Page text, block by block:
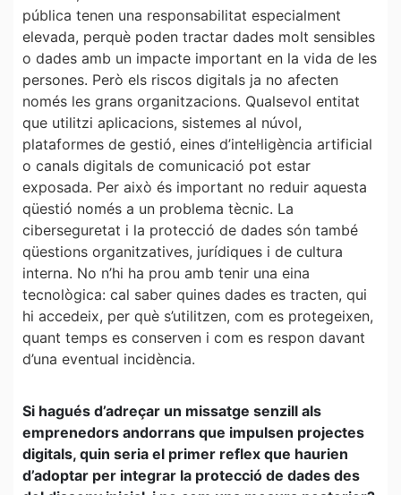
pública tenen una responsabilitat especialment
elevada, perquè poden tractar dades molt sensibles
o dades amb un impacte important en la vida de les
persones. Però els riscos digitals ja no afecten
només les grans organitzacions. Qualsevol entitat
que utilitzi aplicacions, sistemes al núvol,
plataformes de gestió, eines d’intel·ligència artificial
o canals digitals de comunicació pot estar
exposada. Per això és important no reduir aquesta
qüestió només a un problema tècnic. La
ciberseguretat i la protecció de dades són també
qüestions organitzatives, jurídiques i de cultura
interna. No n’hi ha prou amb tenir una eina
tecnològica: cal saber quines dades es tracten, qui
hi accedeix, per què s’utilitzen, com es protegeixen,
quant temps es conserven i com es respon davant
d’una eventual incidència.
Si hagués d’adreçar un missatge senzill als
emprenedors andorrans que impulsen projectes
digitals, quin seria el primer reflex que haurien
d’adoptar per integrar la protecció de dades des